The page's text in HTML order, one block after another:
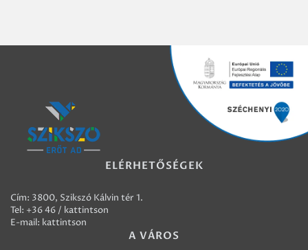
ELÉRHETŐSÉGEK
Cím: 3800, Szikszó Kálvin tér 1.
Tel: +36 46 / kattintson
E-mail: kattintson
A VÁROS